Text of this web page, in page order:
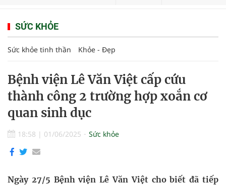
SỨC KHỎE
Sức khỏe tinh thần Khỏe - Đẹp
Bệnh viện Lê Văn Việt cấp cứu
thành công 2 trường hợp xoắn cơ
quan sinh dục
18:58 | 01/06/2025 Sức khỏe
Ngày 27/5 Bệnh viện Lê Văn Việt cho biết đã tiếp